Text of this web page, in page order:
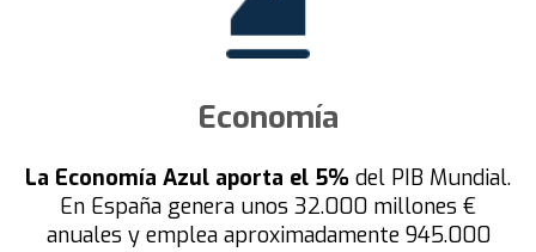
Economía
La Economía Azul aporta el 5% del PIB Mundial.
En España genera unos 32.000 millones €
anuales y emplea aproximadamente 945.000